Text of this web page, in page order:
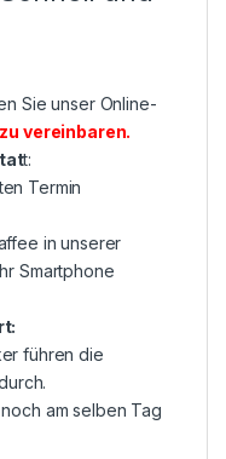
Sie unser Online-
vereinbaren.
t:
Termin
in unserer
Smartphone
führen die
am selben Tag